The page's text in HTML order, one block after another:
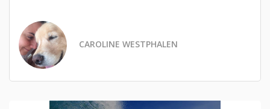
CAROLINE WESTPHALEN